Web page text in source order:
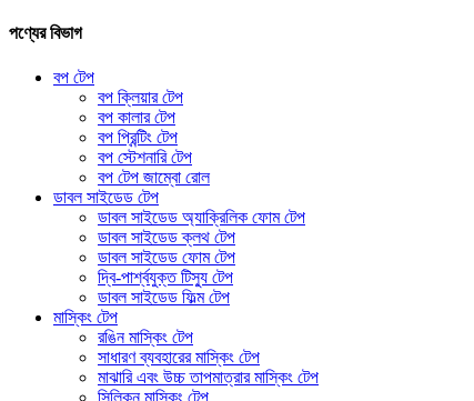
পণ্যের বিভাগ
বপ টেপ
বপ ক্লিয়ার টেপ
বপ কালার টেপ
বপ প্রিন্টিং টেপ
বপ স্টেশনারি টেপ
বপ টেপ জাম্বো রোল
ডাবল সাইডেড টেপ
ডাবল সাইডেড অ্যাক্রিলিক ফোম টেপ
ডাবল সাইডেড ক্লথ টেপ
ডাবল সাইডেড ফোম টেপ
দ্বি-পার্শ্বযুক্ত টিস্যু টেপ
ডাবল সাইডেড ফিল্ম টেপ
মাস্কিং টেপ
রঙিন মাস্কিং টেপ
সাধারণ ব্যবহারের মাস্কিং টেপ
মাঝারি এবং উচ্চ তাপমাত্রার মাস্কিং টেপ
সিলিকন মাস্কিং টেপ